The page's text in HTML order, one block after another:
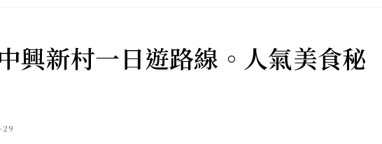
興新村一日遊路線。人氣美食秘
29